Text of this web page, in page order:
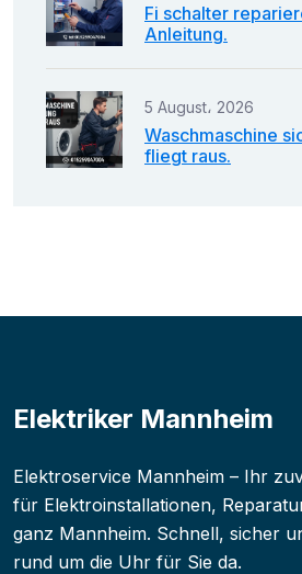
Fi schalter
Anleitung.
5 August، 2026
Waschmaschine
fliegt raus.
Elektriker Mannheim
Elektroservice Mannheim – Ihr
für Elektroinstallationen,
ganz Mannheim. Schnell, sicher
rund um die Uhr für Sie da.